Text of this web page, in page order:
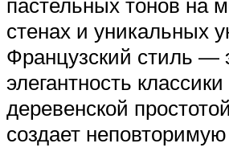
стенах и уникальных
Французский стиль —
элегантность классики
деревенской
создает